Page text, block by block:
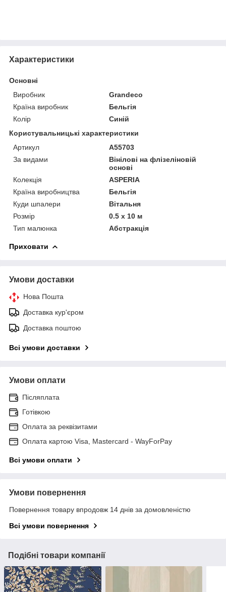
Характеристики
Основні
Виробник
Grandeco
Країна виробник
Бельгія
Колір
Синій
Користувальницькі характеристики
Артикул
A55703
За видами
Вінілові на флізеліновій
основі
Колекція
ASPERIA
Країна виробництва
Бельгія
Куди шпалери
Вітальня
Розмір
0.5 x 10 м
Тип малюнка
Абстракція
Приховати
Умови доставки
Нова Пошта
Доставка кур'єром
Доставка поштою
Всі умови доставки
Умови оплати
Післяплата
Готівкою
Оплата за реквізитами
Оплата картою Visa, Mastercard - WayForPay
Всі умови оплати
Умови повернення
Повернення товару впродовж 14 днів за домовленістю
Всі умови повернення
Подібні товари компанії